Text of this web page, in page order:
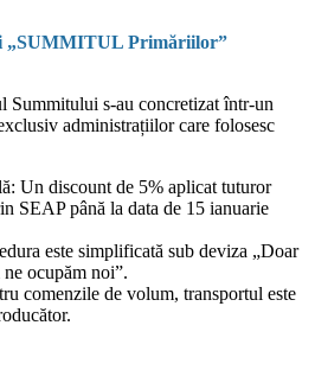
„SUMMITUL Primăriilor”
Summitului s-au concretizat într-un
administrațiilor care folosesc
Un discount de 5% aplicat tuturor
SEAP până la data de 15 ianuarie
este simplificată sub deviza „Doar
ocupăm noi”.
comenzile de volum, transportul este